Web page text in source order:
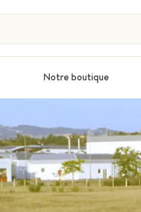
Notre boutique